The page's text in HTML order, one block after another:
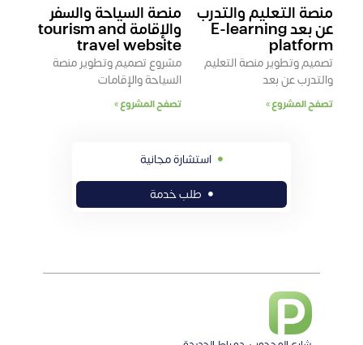
منصة التعليم والتدرب
عن بعد E-learning
platform
تصميم وتطوير منصة التعليم
والتدرب عن بعد
تصفح المشروع »
منصة السياحة والسفر
والإقامة tourism and
travel website
مشروع تصميم وتطوير منصة
السياحة والإقامات
تصفح المشروع »
استشارة مجانية
طلب خدمة